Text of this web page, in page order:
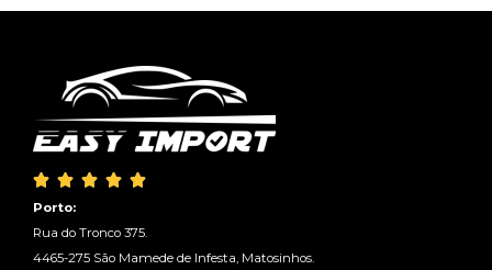
    
Porto:
Rua do Tronco 375.
4465-275 São Mamede de Infesta, Matosinhos.